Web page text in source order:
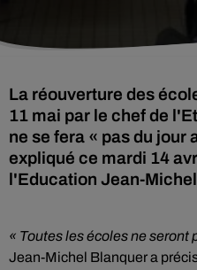
La réouverture des
11 mai par le chef de
ne se fera « pas du jour
expliqué ce mardi 14
l'Education Jean-
« Toutes les écoles ne seront
Jean-Michel Blanquer a